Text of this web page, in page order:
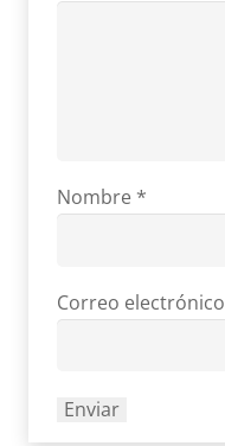
Nombre *
Correo electrónico